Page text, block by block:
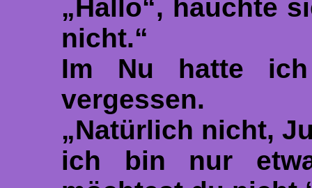
„Hallo“, hauchte
nicht.“
Im Nu hatte
vergessen.
„Natürlich nicht,
ich bin nur